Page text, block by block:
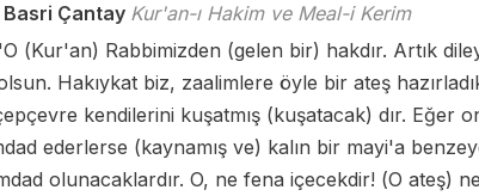
Basri Çantay Kur'an-ı Hakim ve Meal-i Kerim
(Kur'an) Rabbimizden (gelen bir) hakdır. Artık
Hakıykat biz, zaalimlere öyle bir ateş
kendilerini kuşatmış (kuşatacak) dır. Eğer
ederlerse (kaynamış ve) kalın bir mayi'a
olunacaklardır. O, ne fena içecekdir! (O ateş)